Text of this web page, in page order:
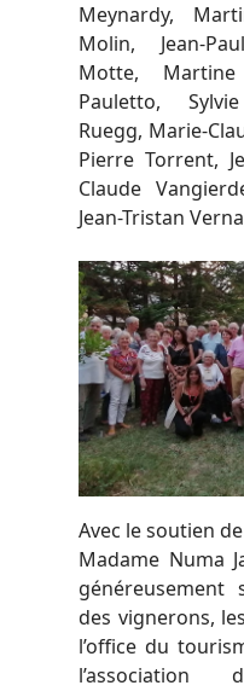
Meynardy,
Molin, Jean-
Motte, Martine
Pauletto,
Ruegg, Marie-
Pierre Torrent,
Claude
Jean-Tristan
Avec le soutien
Madame Numa
des vignerons,
l’office du